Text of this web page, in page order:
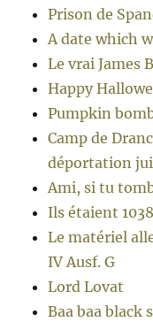
Prison de
A date which
Le vrai James
Happy
Pumpkin
Camp de
déportation
Ami, si tu
Ils étaient 1038
Le matériel
IV Ausf. G
Lord Lovat
Baa baa black